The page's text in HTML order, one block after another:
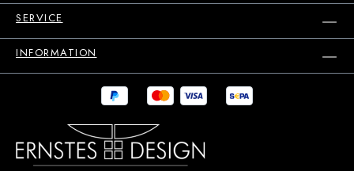
SERVICE
INFORMATION